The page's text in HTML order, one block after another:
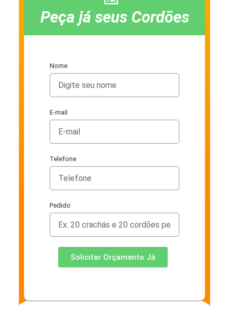
Peça já seus Cordões
Nome
E-mail
Telefone
Pedido
Solicitar Orçamento Já